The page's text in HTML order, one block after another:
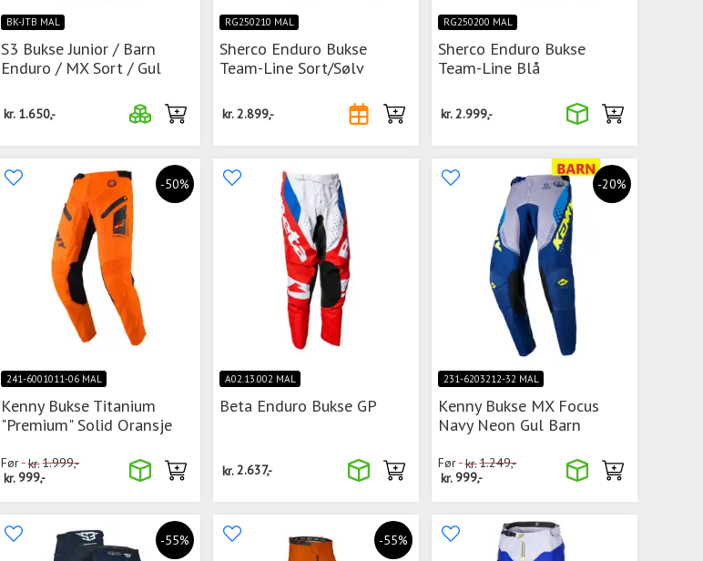
BK-JTB MAL
S3 Bukse Junior / Barn
Enduro / MX Sort / Gul
kr. 1.650,-
RG250210 MAL
Sherco Enduro Bukse
Team-Line Sort/Sølv
kr.2.899,-
RG250200 MAL
Sherco Enduro Bukse
Team-Line Blå
kr.2.999,-
-50%
241-6001011-06 MAL
Kenny Bukse Titanium
"Premium" Solid Oransje
Før kr.1.999,-
kr.999,-
A02.13.002 MAL
Beta Enduro Bukse GP
kr.2.637,-
-20%
231-6203212-32 MAL
Kenny Bukse MX Focus
Navy Neon Gul Barn
Før kr.1.249,-
kr.999,-
-55% -55%